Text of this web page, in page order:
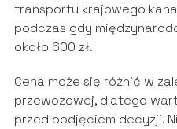
transportu krajowego
podczas gdy
około 600 zł.
Cena może się różnić w
przewozowej, dlatego
przed podjęciem decyzji.